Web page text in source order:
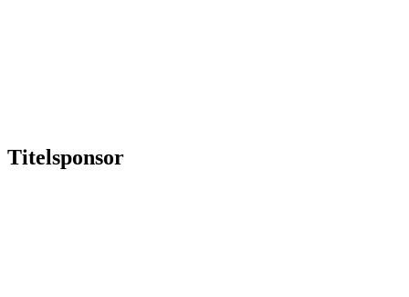
Titelsponsor